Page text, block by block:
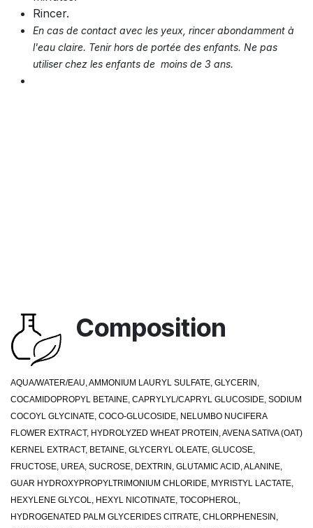
Rincer.
En cas de contact avec les yeux, rincer abondamment à
l'eau claire. Tenir hors de portée des enfants. Ne pas
utiliser chez les enfants de moins de 3 ans.
Composition
AQUA/WATER/EAU, AMMONIUM LAURYL SULFATE, GLYCERIN,
COCAMIDOPROPYL BETAINE, CAPRYLYL/CAPRYL GLUCOSIDE, SODIUM
COCOYL GLYCINATE, COCO-GLUCOSIDE, NELUMBO NUCIFERA
FLOWER EXTRACT, HYDROLYZED WHEAT PROTEIN, AVENA SATIVA (OAT)
KERNEL EXTRACT, BETAINE, GLYCERYL OLEATE, GLUCOSE,
FRUCTOSE, UREA, SUCROSE, DEXTRIN, GLUTAMIC ACID, ALANINE,
GUAR HYDROXYPROPYLTRIMONIUM CHLORIDE, MYRISTYL LACTATE,
HEXYLENE GLYCOL, HEXYL NICOTINATE, TOCOPHEROL,
HYDROGENATED PALM GLYCERIDES CITRATE, CHLORPHENESIN,